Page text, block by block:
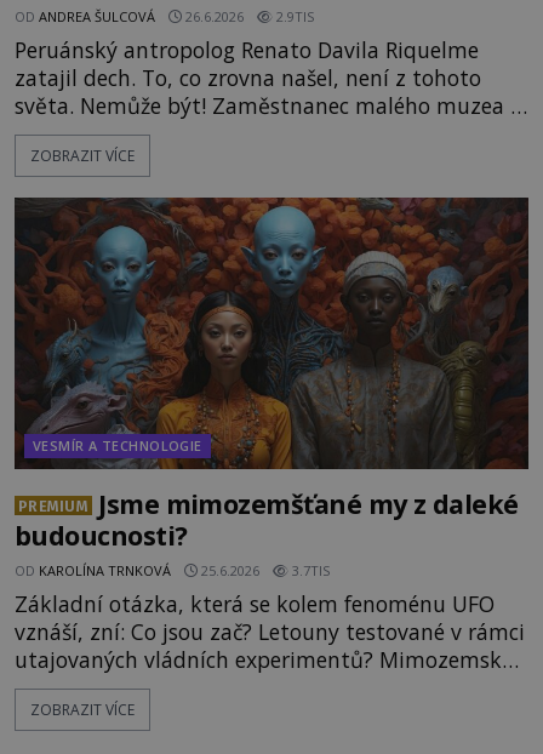
OD ANDREA ŠULCOVÁ 26.6.2026 2.9TIS
Peruánský antropolog Renato Davila Riquelme
zatajil dech. To, co zrovna našel, není z tohoto
světa. Nemůže být! Zaměstnanec malého muzea v
peruánském městečku Andahuaylillas nedaleko
legendárního Cuzca pomalu sestupuje z posvátné
Právě nalezl ostatky dvou mimozemšťanů! Vědci
nad nálezem kroutí hlavou. Už na
ZOBRAZIT VÍCE
VESMÍR A TECHNOLOGIE
PREMIUM
Jsme mimozemšťané my z daleké
budoucnosti?
OD KAROLÍNA TRNKOVÁ 25.6.2026 3.7TIS
Základní otázka, která se kolem fenoménu UFO
vznáší, zní: Co jsou zač? Letouny testované v rámci
utajovaných vládních experimentů? Mimozemské
vesmírné lodě plnící na Zemi nám neznámý úkol?
Skokani mezi dimenzemi, putující po mostech
ZOBRAZIT VÍCE